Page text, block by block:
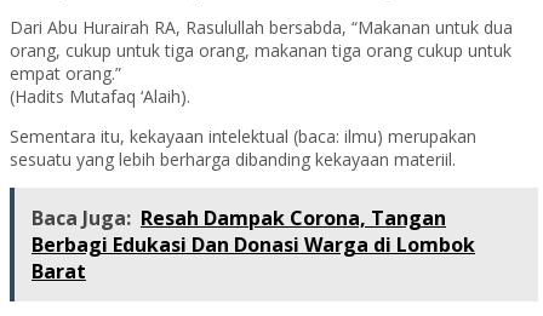
Dari Abu Hurairah RA, Rasulullah bersabda, “Makanan untuk dua
orang, cukup untuk tiga orang, makanan tiga orang cukup untuk
empat orang.”
(Hadits Mutafaq ‘Alaih).
Sementara itu, kekayaan intelektual (baca: ilmu) merupakan
sesuatu yang lebih berharga dibanding kekayaan materiil.
Baca Juga: Resah Dampak Corona, Tangan
Berbagi Edukasi Dan Donasi Warga di Lombok
Barat